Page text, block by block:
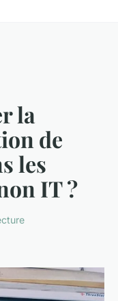
la
de
les
IT ?